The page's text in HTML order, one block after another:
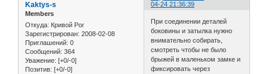
04-24 21:36:39
Kaktys-s
Members
Откуда: Кривой Рог
Зарегистрирован: 2008-02-08
Приглашений: 0
Сообщений: 364
Уважение: [+0/-0]
Позитив: [+0/-0]
При соединении деталей
боковины и затылка нужно
внимательно собирать,
смотреть чтобы не было
брыжей в маленьком замке и
фиксировать через